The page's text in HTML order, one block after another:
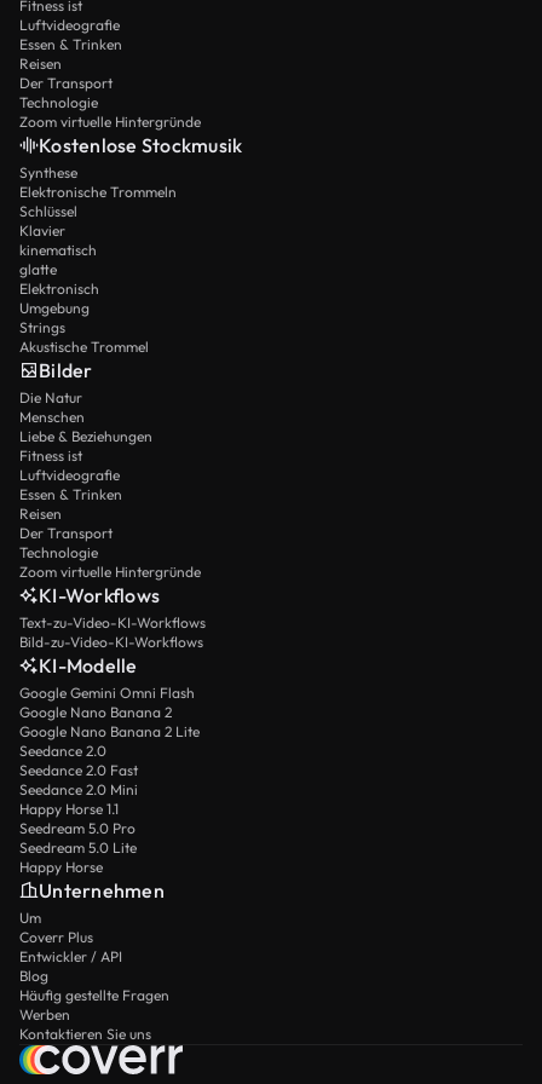
Fitness ist
Luftvideografie
Essen & Trinken
Reisen
Der Transport
Technologie
Zoom virtuelle Hintergründe
Kostenlose Stockmusik
Synthese
Elektronische Trommeln
Schlüssel
Klavier
kinematisch
glatte
Elektronisch
Umgebung
Strings
Akustische Trommel
Bilder
Die Natur
Menschen
Liebe & Beziehungen
Fitness ist
Luftvideografie
Essen & Trinken
Reisen
Der Transport
Technologie
Zoom virtuelle Hintergründe
KI-Workflows
Text-zu-Video-KI-Workflows
Bild-zu-Video-KI-Workflows
KI-Modelle
Google Gemini Omni Flash
Google Nano Banana 2
Google Nano Banana 2 Lite
Seedance 2.0
Seedance 2.0 Fast
Seedance 2.0 Mini
Happy Horse 1.1
Seedream 5.0 Pro
Seedream 5.0 Lite
Happy Horse
Unternehmen
Um
Coverr Plus
Entwickler / API
Blog
Häufig gestellte Fragen
Werben
Kontaktieren Sie uns